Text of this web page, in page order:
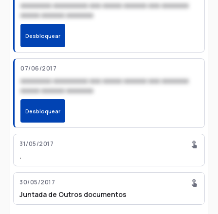
xxxxxxxx xxxxxxxxx xxx xxxxx xxxxxx xxx xxxxxxx
xxxxx xxxxxx xxxxxxx
Desbloquear
07/06/2017
xxxxxxxx xxxxxxxxx xxx xxxxx xxxxxx xxx xxxxxxx
xxxxx xxxxxx xxxxxxx
Desbloquear
31/05/2017
.
30/05/2017
Juntada de Outros documentos